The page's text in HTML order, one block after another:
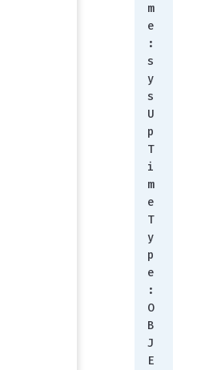
m
e
:
s
y
s
U
p
T
i
m
e
T
y
p
e
:
O
B
J
E